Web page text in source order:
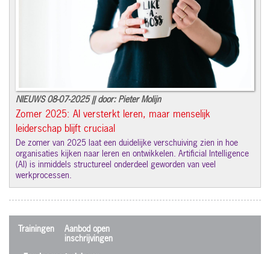
NIEUWS 08-07-2025 || door: Pieter Molijn
Zomer 2025: AI versterkt leren, maar menselijk
leiderschap blijft cruciaal
De zomer van 2025 laat een duidelijke verschuiving zien in hoe
organisaties kijken naar leren en ontwikkelen. Artificial Intelligence
(AI) is inmiddels structureel onderdeel geworden van veel
werkprocessen.
Trainingen
Aanbod open
inschrijvingen